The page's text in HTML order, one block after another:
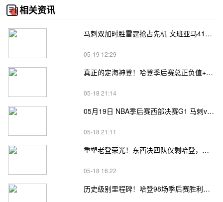
相关资讯
马刺双加时胜雷霆抢占先机 文班亚马41+24 哈珀24+11 亚历山大24+12
05-19 12:29
真正的定海神登！哈登季后赛总正负值+62、次轮+32，双数据领跑骑士全队
05-18 21:14
05月19日 NBA季后赛西部决赛G1 马刺vs雷霆直播前瞻分析
05-18 21:11
重塑老登荣光！东西决四队仅剩哈登，高龄坚守续写传奇
05-18 16:22
历史级别里程碑！哈登98场季后赛胜利，追平马龙并列无冠球员历史第一